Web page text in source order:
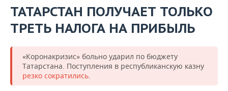
ТАТАРСТАН ПОЛУЧАЕТ ТОЛЬКО
ТРЕТЬ НАЛОГА НА ПРИБЫЛЬ
«Коронакризис» больно ударил по бюджету
Татарстана. Поступления в республиканскую казну
резко сократились